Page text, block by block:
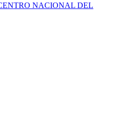
NACIONAL DEL